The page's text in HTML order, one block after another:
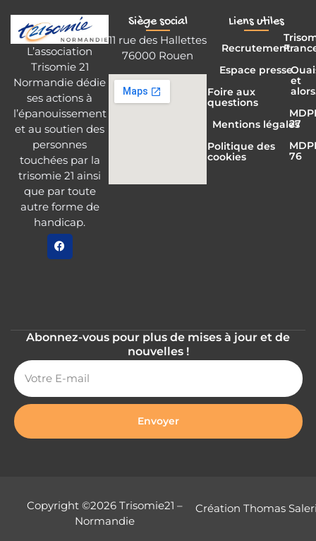
L’association
Trisomie 21
Normandie dédie
ses actions à
l’épanouissement
et au soutien des
personnes
touchées par la
trisomie 21 ainsi
que par toute
autre forme de
handicap.
Siège social
11 rue des Hallettes
76000 Rouen
Liens utiles
Recrutement
Espace presse
Foire aux
questions
Mentions légales
Politique des
cookies
et
27
76
Abonnez-vous pour plus de mises à jour et de
nouvelles !
Envoyer
Copyright ©2026 Trisomie21 –
Normandie
Création Thomas